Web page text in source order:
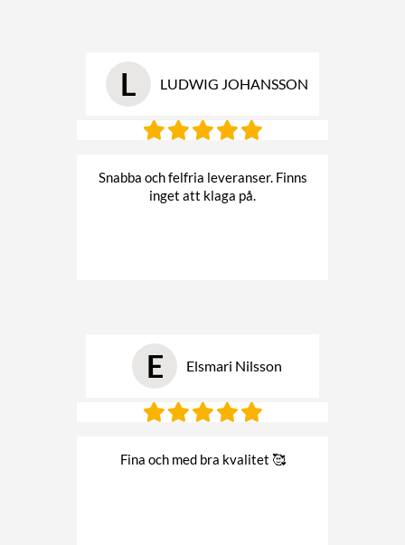
L LUDWIG JOHANSSON
Snabba och felfria leveranser. Finns
inget att klaga på.
E Elsmari Nilsson
Fina och med bra kvalitet 🥰